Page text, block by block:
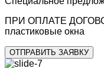
ПРИ ОПЛАТЕ
пластиковые окна
ОТПРАВИТЬ ЗАЯВКУ